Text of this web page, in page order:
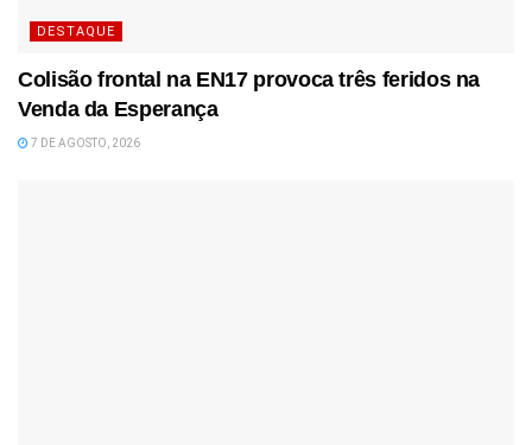
DESTAQUE
Colisão frontal na EN17 provoca três feridos na
Venda da Esperança
7 DE AGOSTO, 2026